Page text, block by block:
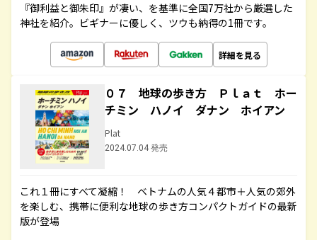
『御利益と御朱印』が凄い、を基準に全国7万社から厳選した
神社を紹介。ビギナーに優しく、ツウも納得の1冊です。
詳細を見る
０７ 地球の歩き方 Ｐｌａｔ ホー
チミン ハノイ ダナン ホイアン
Plat
2024.07.04 発売
これ１冊にすべて凝縮！ ベトナムの人気４都市＋人気の郊外
を楽しむ、携帯に便利な地球の歩き方コンパクトガイドの最新
版が登場